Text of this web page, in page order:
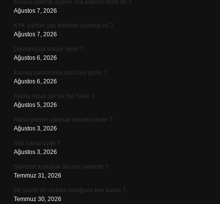
Kusura bakma diyene rica ederim denir mi ?
Ağustos 7, 2026
KYK yurtları yaz tatilinde ücretsiz mi ?
Ağustos 7, 2026
Davranışsal tedavi nedir ?
Ağustos 6, 2026
Kumaş pantolonla nasıl bot giyilir ?
Ağustos 6, 2026
Avene Aqua Jel Ne İşe Yarar ?
Ağustos 5, 2026
Altına yatırım yapmak mantıklı mıdır ?
Ağustos 3, 2026
Aab hangi uyak ?
Ağustos 3, 2026
Standart korkuluk ölçüleri nelerdir ?
Temmuz 31, 2026
Bir saatin 60 dakika olduğunu kim buldu ?
Temmuz 30, 2026